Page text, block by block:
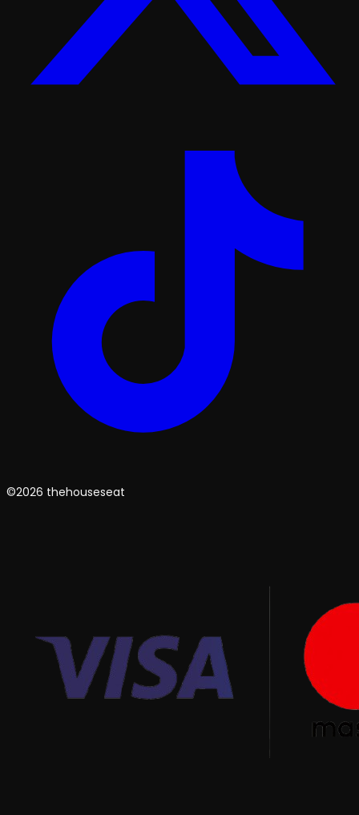
©2026 thehouseseat